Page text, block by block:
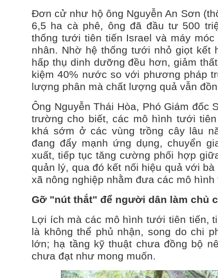
Đơn cử như hộ ông Nguyễn An Sơn
6,5 ha cà phê, ông đã đầu tư 500
thống tưới tiên tiến Israel và máy
nhân. Nhờ hệ thống tưới nhỏ giọt kết
hấp thụ dinh dưỡng đều hơn, giảm
kiệm 40% nước so với phương pháp
lượng phân mà chất lượng quả vẫn
Ông Nguyễn Thái Hòa, Phó Giám đốc
trường cho biết, các mô hình tưới
khá sớm ở các vùng trồng cây lâu
đang đẩy mạnh ứng dụng, chuyển
xuất, tiếp tục tăng cường phối hợp
quản lý, qua đó kết nối hiệu quả với
xã nông nghiệp nhằm đưa các mô
Gỡ "nút thắt" để người dân làm chủ
Lợi ích mà các mô hình tưới tiên tiến,
là không thể phủ nhận, song do chi
lớn; hạ tầng kỹ thuật chưa đồng bộ
chưa đạt như mong muốn.